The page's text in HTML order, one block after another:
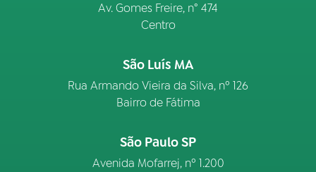
Av. Gomes Freire, n° 474
Centro
São Luís MA
Rua Armando Vieira da Silva, nº 126
Bairro de Fátima
São Paulo SP
Avenida Mofarrej, nº 1.200